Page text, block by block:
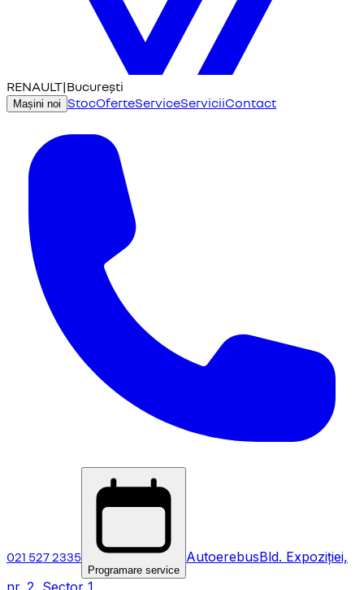
RENAULT|București
Mașini noi StocOferteServiceServiciiContact
021 527 2335
Programare service
AutoerebusBld. Expoziției,
nr. 2, Sector 1